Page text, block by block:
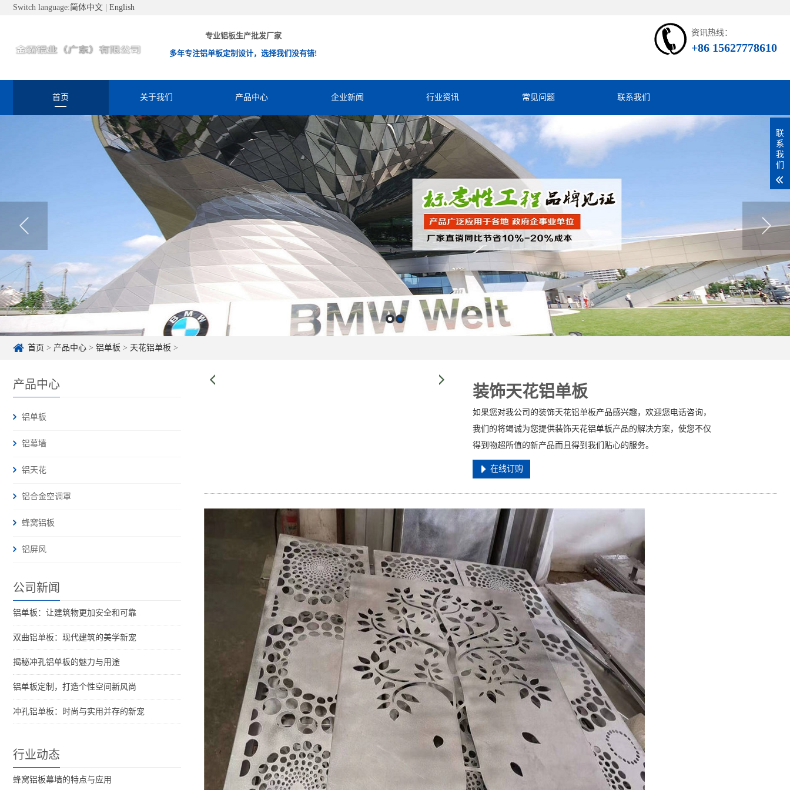
Switch language:简体中文 English
专业铝板生产批发厂家
多年专注铝单板定制设计，选择我们没有错!
资讯热线：
+86 15627778610
首页 关于我们 产品中心 企业新闻 行业资讯 常见问题 联系我们
首页 > 产品中心 > 铝单板 > 天花铝单板 >
产品中心
铝单板
铝幕墙
铝天花
铝合金空调罩
蜂窝铝板
铝屏风
公司新闻
铝单板：让建筑物更加安全和可靠
双曲铝单板：现代建筑的美学新宠
揭秘冲孔铝单板的魅力与用途
铝单板定制，打造个性空间新风尚
冲孔铝单板：时尚与实用并存的新宠
行业动态
蜂窝铝板幕墙的特点与应用
装饰天花铝单板
如果您对我公司的装饰天花铝单板产品感兴趣，欢迎您电话咨询，
我们的将竭诚为您提供装饰天花铝单板产品的解决方案，使您不仅
得到物超所值的新产品而且得到我们贴心的服务。
在线订购
联
系
我
们